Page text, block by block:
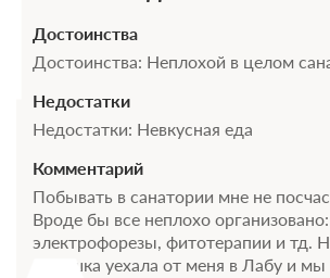
Достоинства
Достоинства: Неплохой в целом
Недостатки
Недостатки: Невкусная еда
Комментарий
Побывать в санатории мне не
Вроде бы все неплохо
электрофорезы, фитотерапии и тд.
девушка уехала от меня в Лабу и